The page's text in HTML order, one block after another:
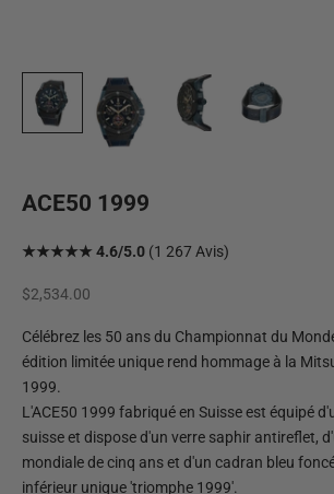
ACE50 1999
★★★★★ 4.6/5.0 (1 267 Avis)
Prix de vente
$2,534.00
Célébrez les 50 ans du Championnat du
édition limitée unique rend hommage à la
1999.
L'ACE50 1999 fabriqué en Suisse est équipé
suisse et dispose d'un verre saphir antireflet,
mondiale de cinq ans et d'un cadran bleu
inférieur unique 'triomphe 1999'.